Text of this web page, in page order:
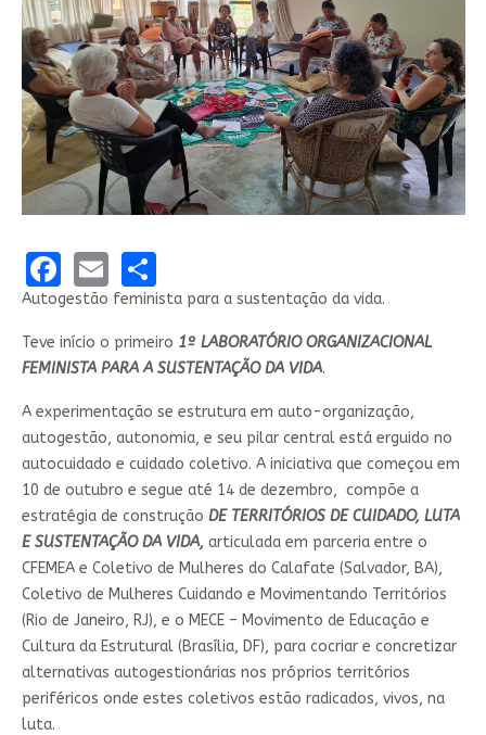
Facebook
EmailShare
Autogestão feminista para a sustentação da vida.
Teve início o primeiro 1º LABORATÓRIO ORGANIZACIONAL
FEMINISTA PARA A SUSTENTAÇÃO DA VIDA.
A experimentação se estrutura em auto-organização,
autogestão, autonomia, e seu pilar central está erguido no
autocuidado e cuidado coletivo. A iniciativa que começou em
10 de outubro e segue até 14 de dezembro, compõe a
estratégia de construção DE TERRITÓRIOS DE CUIDADO, LUTA
E SUSTENTAÇÃO DA VIDA, articulada em parceria entre o
CFEMEA e Coletivo de Mulheres do Calafate (Salvador, BA),
Coletivo de Mulheres Cuidando e Movimentando Territórios
(Rio de Janeiro, RJ), e o MECE – Movimento de Educação e
Cultura da Estrutural (Brasília, DF), para cocriar e concretizar
alternativas autogestionárias nos próprios territórios
periféricos onde estes coletivos estão radicados, vivos, na
luta.